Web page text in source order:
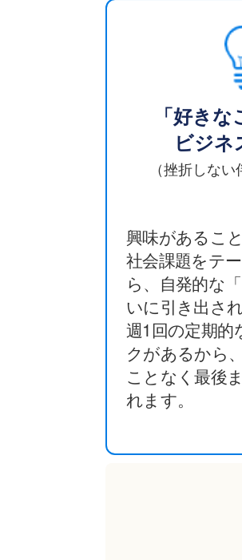
「好き
ビジネ
（挫折しない
興味があるこ
社会課題をテ
ら、自発的な
いに引き出さ
週1回の定期的
クがあるから
ことなく最後
れます。